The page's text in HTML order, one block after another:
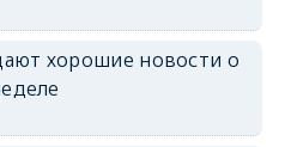
хорошие новости о